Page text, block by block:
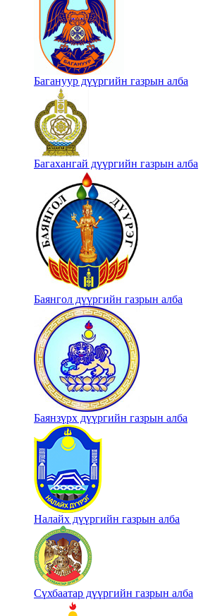
Багануур дүүргийн газрын алба
Багахангай дүүргийн газрын алба
Баянгол дүүргийн газрын алба
Баянзүрх дүүргийн газрын алба
Налайх дүүргийн газрын алба
Сүхбаатар дүүргийн газрын алба